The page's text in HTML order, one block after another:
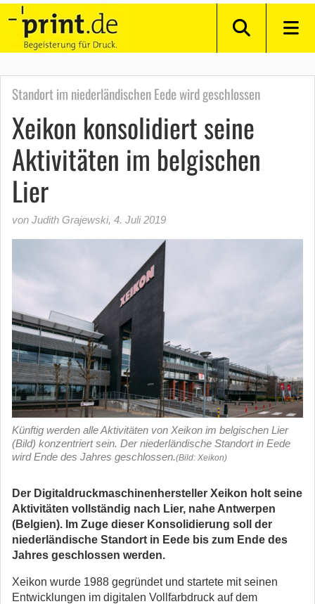
Standort im niederländischen Eede wird geschlossen
Xeikon konsolidiert seine
Aktivitäten im belgischen
Lier
von Judith Grajewski, 4. Juli 2019
Künftig werden alle Aktivitäten von Xeikon im belgischen Lier
(Bild) konzentriert sein. Der niederländische Standort in Eede
wird Ende des Jahres geschlossen.(Bild: Xeikon)
Der Digitaldruckmaschinenhersteller Xeikon holt seine
Aktivitäten vollständig nach Lier, nahe Antwerpen
(Belgien). Im Zuge dieser Konsolidierung soll der
niederländische Standort in Eede bis zum Ende des
Jahres geschlossen werden.
Xeikon wurde 1988 gegründet und startete mit seinen
Entwicklungen im digitalen Vollfarbdruck auf dem